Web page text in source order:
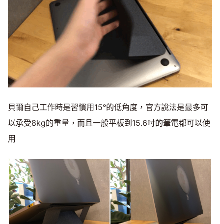
貝爾自己工作時是習慣用15°的低角度，官方說法是最多可
以承受8kg的重量，而且一般平板到15.6吋的筆電都可以使
用